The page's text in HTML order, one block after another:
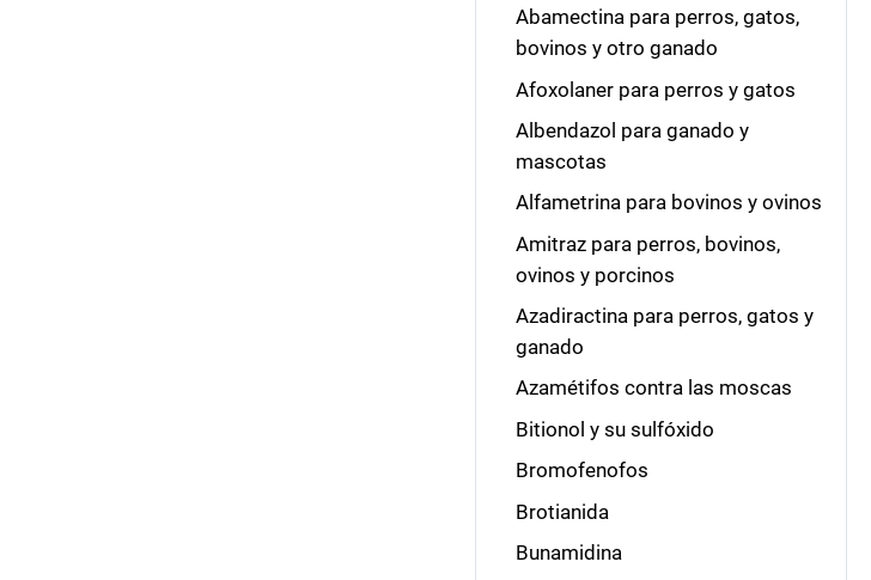
Abamectina para perros, gatos,
bovinos y otro ganado
Afoxolaner para perros y gatos
Albendazol para ganado y
mascotas
Alfametrina para bovinos y ovinos
Amitraz para perros, bovinos,
ovinos y porcinos
Azadiractina para perros, gatos y
ganado
Azamétifos contra las moscas
Bitionol y su sulfóxido
Bromofenofos
Brotianida
Bunamidina